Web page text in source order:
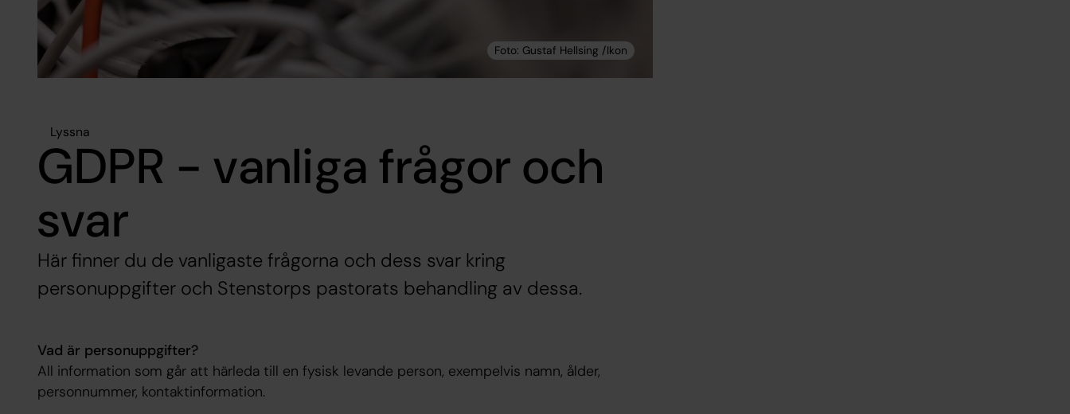
Lyssna
GDPR - vanliga frågor och
svar
Här finner du de vanligaste frågorna och dess svar kring
personuppgifter och Stenstorps pastorats behandling av dessa.
Vad är personuppgifter?
All information som går att härleda till en fysisk levande person, exempelvis namn, ålder,
personnummer, kontaktinformation.